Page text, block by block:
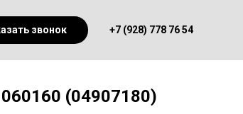
звонок +7 (928) 778 76 54
(04907180)